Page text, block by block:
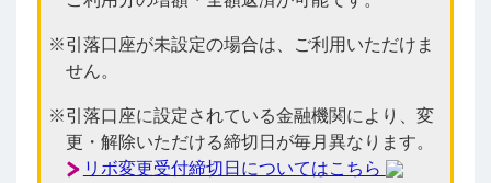
引落口座が未設定の場合は、ご利用いただけま
せん。
引落口座に設定されている金融機関により、変
更・解除いただける締切日が毎月異なります。
リボ変更受付締切日についてはこちら